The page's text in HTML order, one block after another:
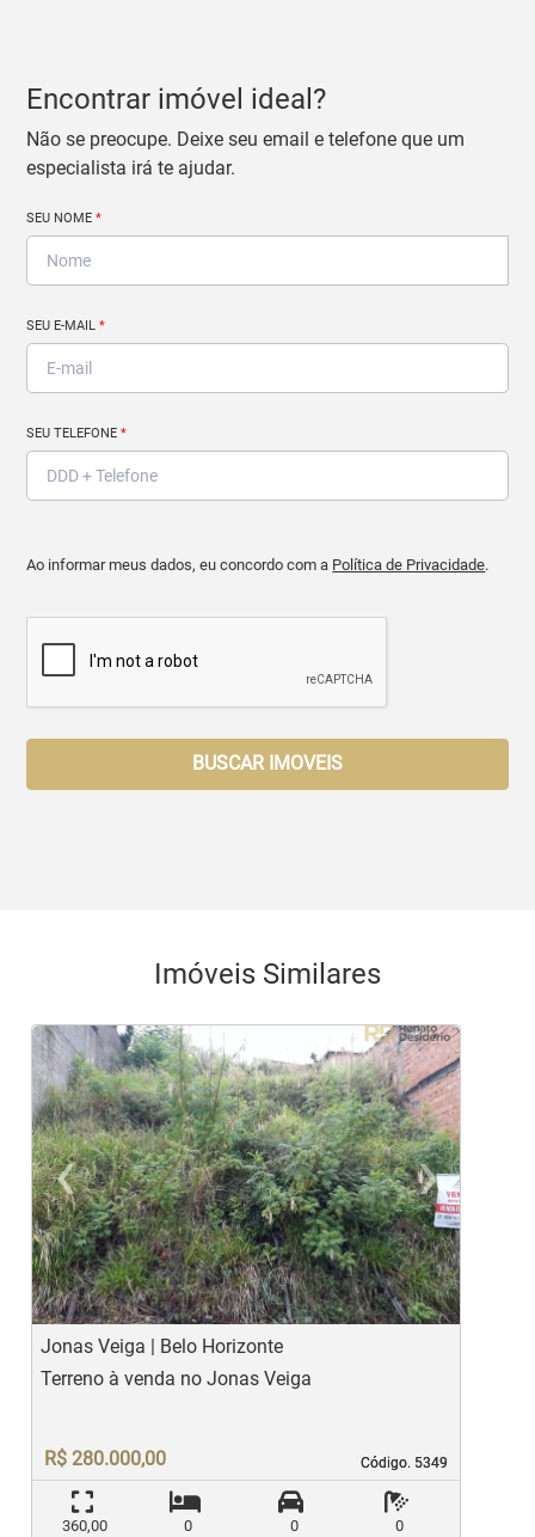
Encontrar imóvel ideal?
Não se preocupe. Deixe seu email e telefone que um
especialista irá te ajudar.
SEU NOME*
SEU E-MAIL*
SEU TELEFONE*
Ao informar meus dados, eu concordo com a Política de Privacidade.
BUSCAR IMOVEIS
Imóveis Similares
‹
Previous
›
Jonas Veiga | Belo Horizonte
Código. 5349
Código. 5349
Terreno à venda no Jonas Veiga
R$ 280.000,00
360,00
0
0
0